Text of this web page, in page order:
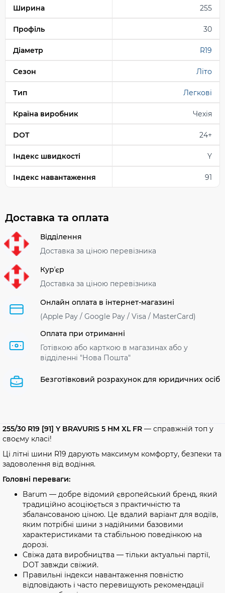
Ширина 255
Профіль 30
Діаметр R19
Сезон Літо
Тип Легкові
Країна виробник Чехія
DOT 24+
Індекс швидкості Y
Індекс навантаження 91
Доставка та оплата
Відділення
Доставка за ціною перевізника
Курʼєр
Доставка за ціною перевізника
Онлайн оплата в інтернет-магазині
(Apple Pay / Google Pay / Visa / MasterСard)
Оплата при отриманні
Готівкою або карткою в магазинах або у
відділенні "Нова Пошта"
Безготівковий розрахунок для юридичних осіб
255/30 R19 [91] Y BRAVURIS 5 HM XL FR — справжній топ у
своєму класі!
Ці літні шини R19 дарують максимум комфорту, безпеки та
задоволення від водіння.
Головні переваги:
Barum — добре відомий європейський бренд, який
традиційно асоціюється з практичністю та
збалансованою ціною. Це вдалий варіант для водіїв,
яким потрібні шини з надійними базовими
характеристиками та стабільною поведінкою на
дорозі.
Свіжа дата виробництва — тільки актуальні партії,
DOT завжди свіжий.
Правильні індекси навантаження повністю
відповідають і часто перевищують рекомендації